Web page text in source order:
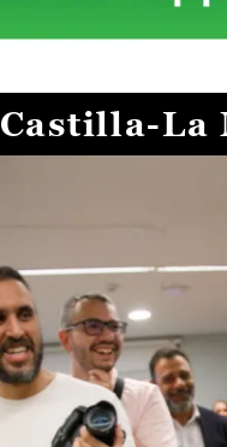
Castilla-La